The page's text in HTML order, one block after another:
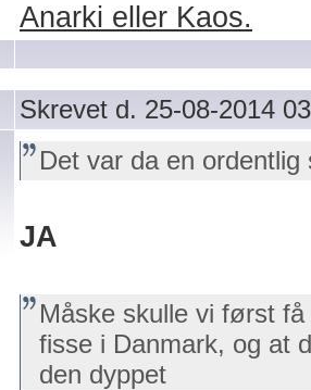
Anarki eller Kaos.
Skrevet d. 25-08-2014
Det var da en ordentlig
JA
Måske skulle vi først
fisse i Danmark, og at
den dyppet